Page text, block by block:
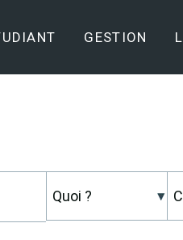
GESTION